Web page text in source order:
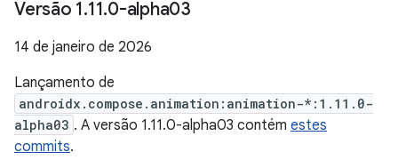
Versão 1.11.0-alpha03
14 de janeiro de 2026
Lançamento de
androidx.compose.animation:animation-*:1.11.0-
alpha03 . A versão 1.11.0-alpha03 contém estes
commits.